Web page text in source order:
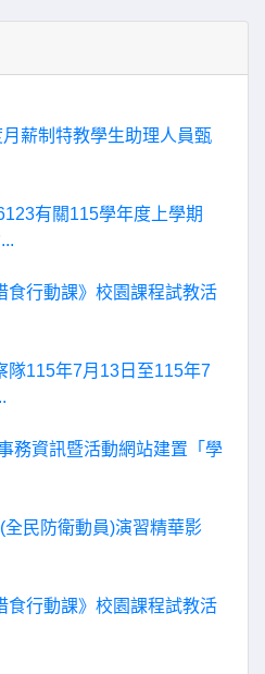
薪制特教學生助理人員甄
有關115學年度上學期
食行動課》校園課程試教活
隊115年7月13日至115年7
務資訊暨活動網站建置「學
民防衛動員)演習精華影
食行動課》校園課程試教活